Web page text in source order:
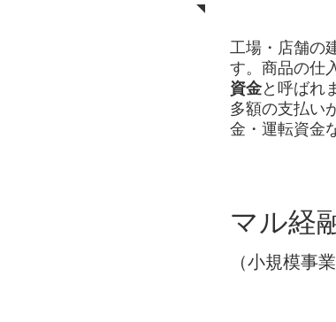
工場・店舗の
す。 商品の仕
資金と呼ばれ
多額の支払い
金・運転資金
マル経
（小規模事